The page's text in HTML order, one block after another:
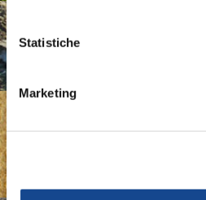
Statistiche
Marketing
Italian Self-Propelled